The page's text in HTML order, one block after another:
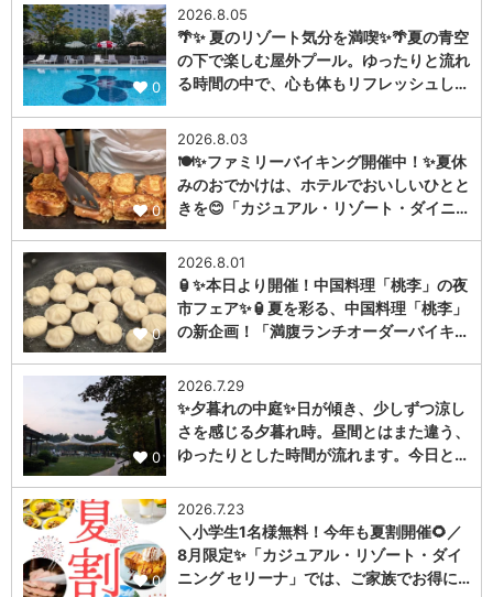
0
2026.8.05
🌴✨ 夏のリゾート気分を満喫✨🌴夏の青空
の下で楽しむ屋外プール。ゆったりと流れ
る時間の中で、心も体もリフレッシュし…
0
2026.8.03
🍽️✨ファミリーバイキング開催中！✨夏休
みのおでかけは、ホテルでおいしいひとと
きを😊「カジュアル・リゾート・ダイニ…
0
2026.8.01
🏮✨本日より開催！中国料理「桃李」の夜
市フェア✨🏮夏を彩る、中国料理「桃李」
の新企画！「満腹ランチオーダーバイキ…
0
2026.7.29
✨夕暮れの中庭✨日が傾き、少しずつ涼し
さを感じる夕暮れ時。昼間とはまた違う、
ゆったりとした時間が流れます。今日と…
0
2026.7.23
＼小学生1名様無料！今年も夏割開催🌻／
8月限定✨「カジュアル・リゾート・ダイ
ニング セリーナ」では、ご家族でお得に…